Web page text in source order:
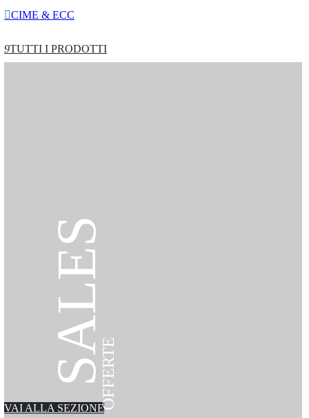
CIME & ECC
9TUTTI I PRODOTTI
SALESOFFERTE
VAI ALLA SEZIONE